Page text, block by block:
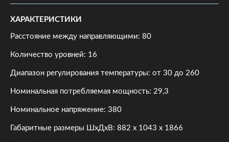
ХАРАКТЕРИСТИКИ
Расстояние между направляющими: 80
Количество уровней: 16
Диапазон регулирования температуры: от 30 до 260
Номинальная потребляемая мощность: 29,3
Номинальное напряжение: 380
Габаритные размеры ШхДхВ: 882 х 1043 х 1866